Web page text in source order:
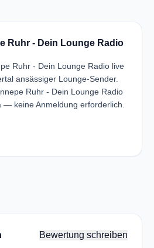
Ruhr - Dein Lounge Radio
Ruhr - Dein Lounge Radio live
ansässiger Lounge-Sender.
Ruhr - Dein Lounge Radio
— keine Anmeldung erforderlich.
Bewertung schreiben